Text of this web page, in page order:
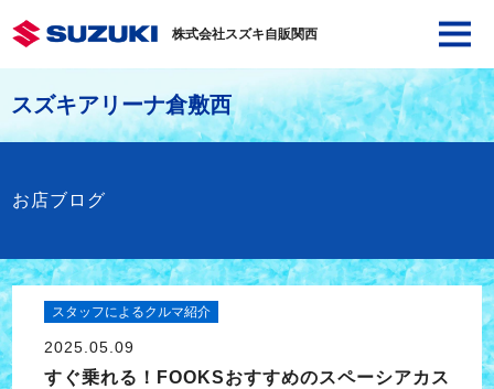
株式会社スズキ自販関西
スズキアリーナ倉敷西
お店ブログ
スタッフによるクルマ紹介
2025.05.09
すぐ乗れる！FOOKSおすすめのスペーシアカス